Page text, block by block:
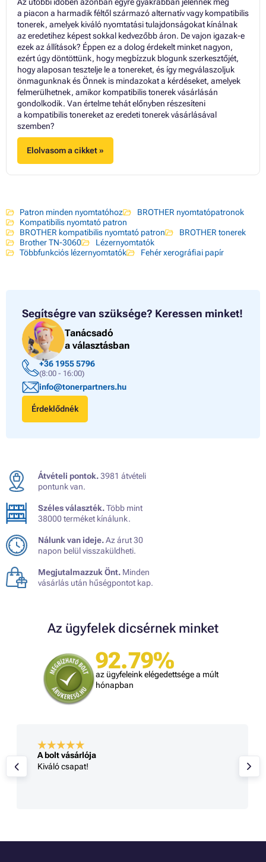
a piacon a harmadik féltől származó alternatív vagy kompatibilis
tonerek, amelyek kiváló nyomtatási tulajdonságokat kínálnak
az eredetihez képest sokkal kedvezőbb áron. De vajon igazak-e
ezek az állítások? Éppen ez a dolog érdekelt minket nagyon,
ezért úgy döntöttünk, hogy megbízzuk blogunk szerkesztőjét,
hogy alaposan tesztelje le a tonereket, és így megválaszoljuk
önmagunknak és Önnek is mindazokat a kérdéseket, amelyek
felmerülhetnek, amikor kompatibilis tonerek vásárlásán
gondolkodik. Van értelme tehát előnyben részesíteni
a kompatibilis tonereket az eredeti tonerek vásárlásával
szemben?
Elolvasom a cikket »
Patron minden nyomtatóhoz
BROTHER nyomtatópatronok
Kompatibilis nyomtató patron
BROTHER kompatibilis nyomtató patron
BROTHER tonerek
Brother TN-3060
Lézernyomtatók
Többfunkciós lézernyomtatók
Fehér xerográfiai papír
Segítségre van szüksége? Keressen minket!
Tanácsadó
a választásban
+36 1955 5796
(8:00 - 16:00)
info@tonerpartners.hu
Érdeklődnék
Átvételi pontok.3981 átvételi
pontunk van.
Széles választék.Több mint
38000 terméket kínálunk.
Nálunk van ideje.Az árut 30
napon belül visszaküldheti.
Megjutalmazzuk Önt. Minden
vásárlás után hűségpontot kap.
Az ügyfelek dicsérnek minket
92.79%
az ügyfeleink elégedettsége a múlt
hónapban
A bolt vásárlója
Kiváló csapat!